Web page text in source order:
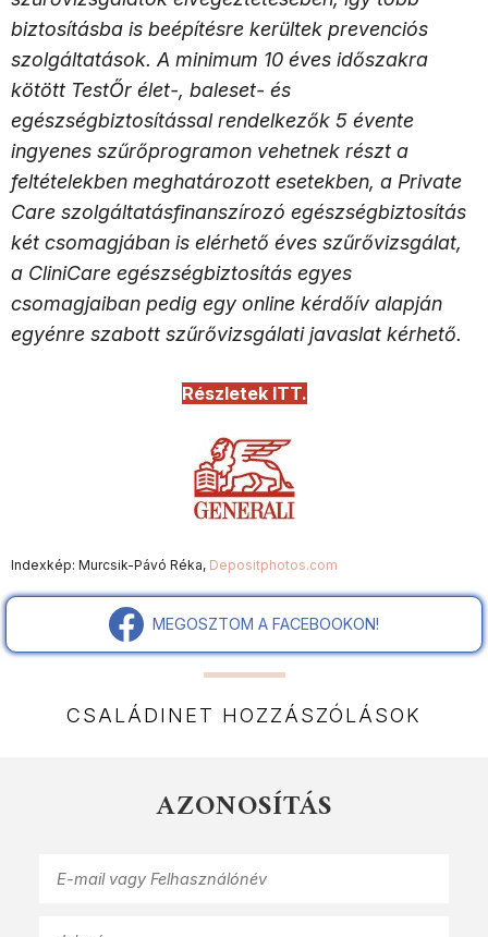
biztosításba is beépítésre kerültek prevenciós
szolgáltatások. A minimum 10 éves időszakra
kötött TestŐr élet-, baleset- és
egészségbiztosítással rendelkezők 5 évente
ingyenes szűrőprogramon vehetnek részt a
feltételekben meghatározott esetekben, a Private
Care szolgáltatásfinanszírozó egészségbiztosítás
két csomagjában is elérhető éves szűrővizsgálat,
a CliniCare egészségbiztosítás egyes
csomagjaiban pedig egy online kérdőív alapján
egyénre szabott szűrővizsgálati javaslat kérhető.
Részletek ITT.
Indexkép: Murcsik-Pávó Réka, Depositphotos.com
MEGOSZTOM A FACEBOOKON!
CSALÁDINET HOZZÁSZÓLÁSOK
AZONOSÍTÁS